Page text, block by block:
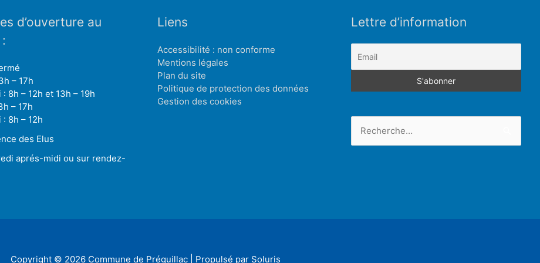
d’ouverture au
– 17h
8h – 12h et 13h – 19h
– 17h
8h – 12h
des Elus
aprés-midi ou sur rendez-
Liens
Accessibilité : non conforme
Mentions légales
Plan du site
Politique de protection des données
Gestion des cookies
Lettre d’information
Copyright © 2026 Commune de Préguillac | Propulsé par Soluris